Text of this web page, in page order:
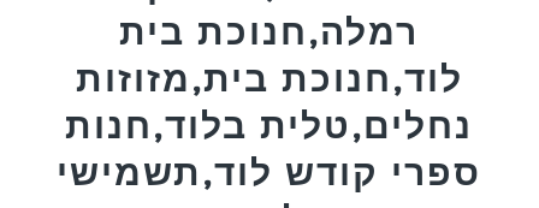
רמלה,חנוכת בית
לוד,חנוכת בית,מזוזות
נחלים,טלית בלוד,חנות
ספרי קודש לוד,תשמישי